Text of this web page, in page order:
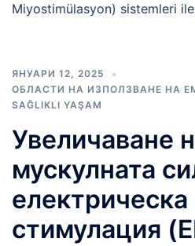
Miyostimülasyon) sistemleri
ЯНУАРИ 12, 2025
ОБЛАСТИ НА ИЗПОЛЗВАНЕ НА
SAĞLIKLI YAŞAM
Увеличаване
мускулната
стимулация